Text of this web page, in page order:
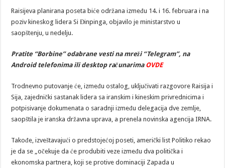
Raisijeva planirana poseta biće održana između 14. i 16. februara i na
poziv kineskog lidera Si Đinpinga, objavilo je ministarstvo u
saopštenju, u nedelju.
Pratite “Borbine” odabrane vesti na mreži “Telegram”, na
Android telefonima ili desktop računarima OVDE
Trodnevno putovanje će, između ostalog, uključivati razgovore Raisija i
Sija, zajednički sastanak lidera sa iranskim i kineskim privrednicima i
potpisivanje dokumenata o saradnji između delegacija dve zemlje,
saopštila je iranska državna uprava, a prenela novinska agencija IRNA.
Takođe, izveštavajući o predstojećoj poseti, američki list Politiko rekao
je da se „očekuje da će produbiti veze između dva politička i
ekonomska partnera, koji se protive dominaciji Zapada u